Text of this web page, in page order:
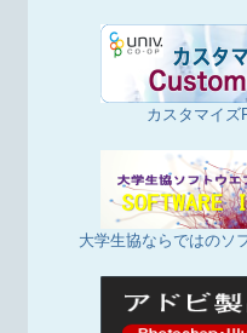
カスタマイズ
大学生協ならではのソ